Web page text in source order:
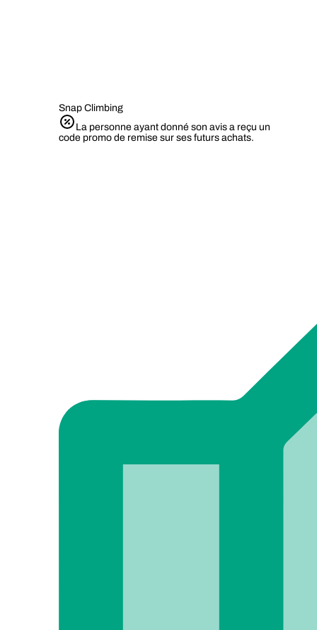
Snap Climbing
La personne ayant donné son avis a reçu un
code promo de remise sur ses futurs achats.